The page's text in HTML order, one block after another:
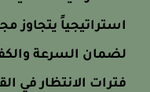
استراتيجياً يتجاوز
لضمان السرعة
فترات الانتظار في